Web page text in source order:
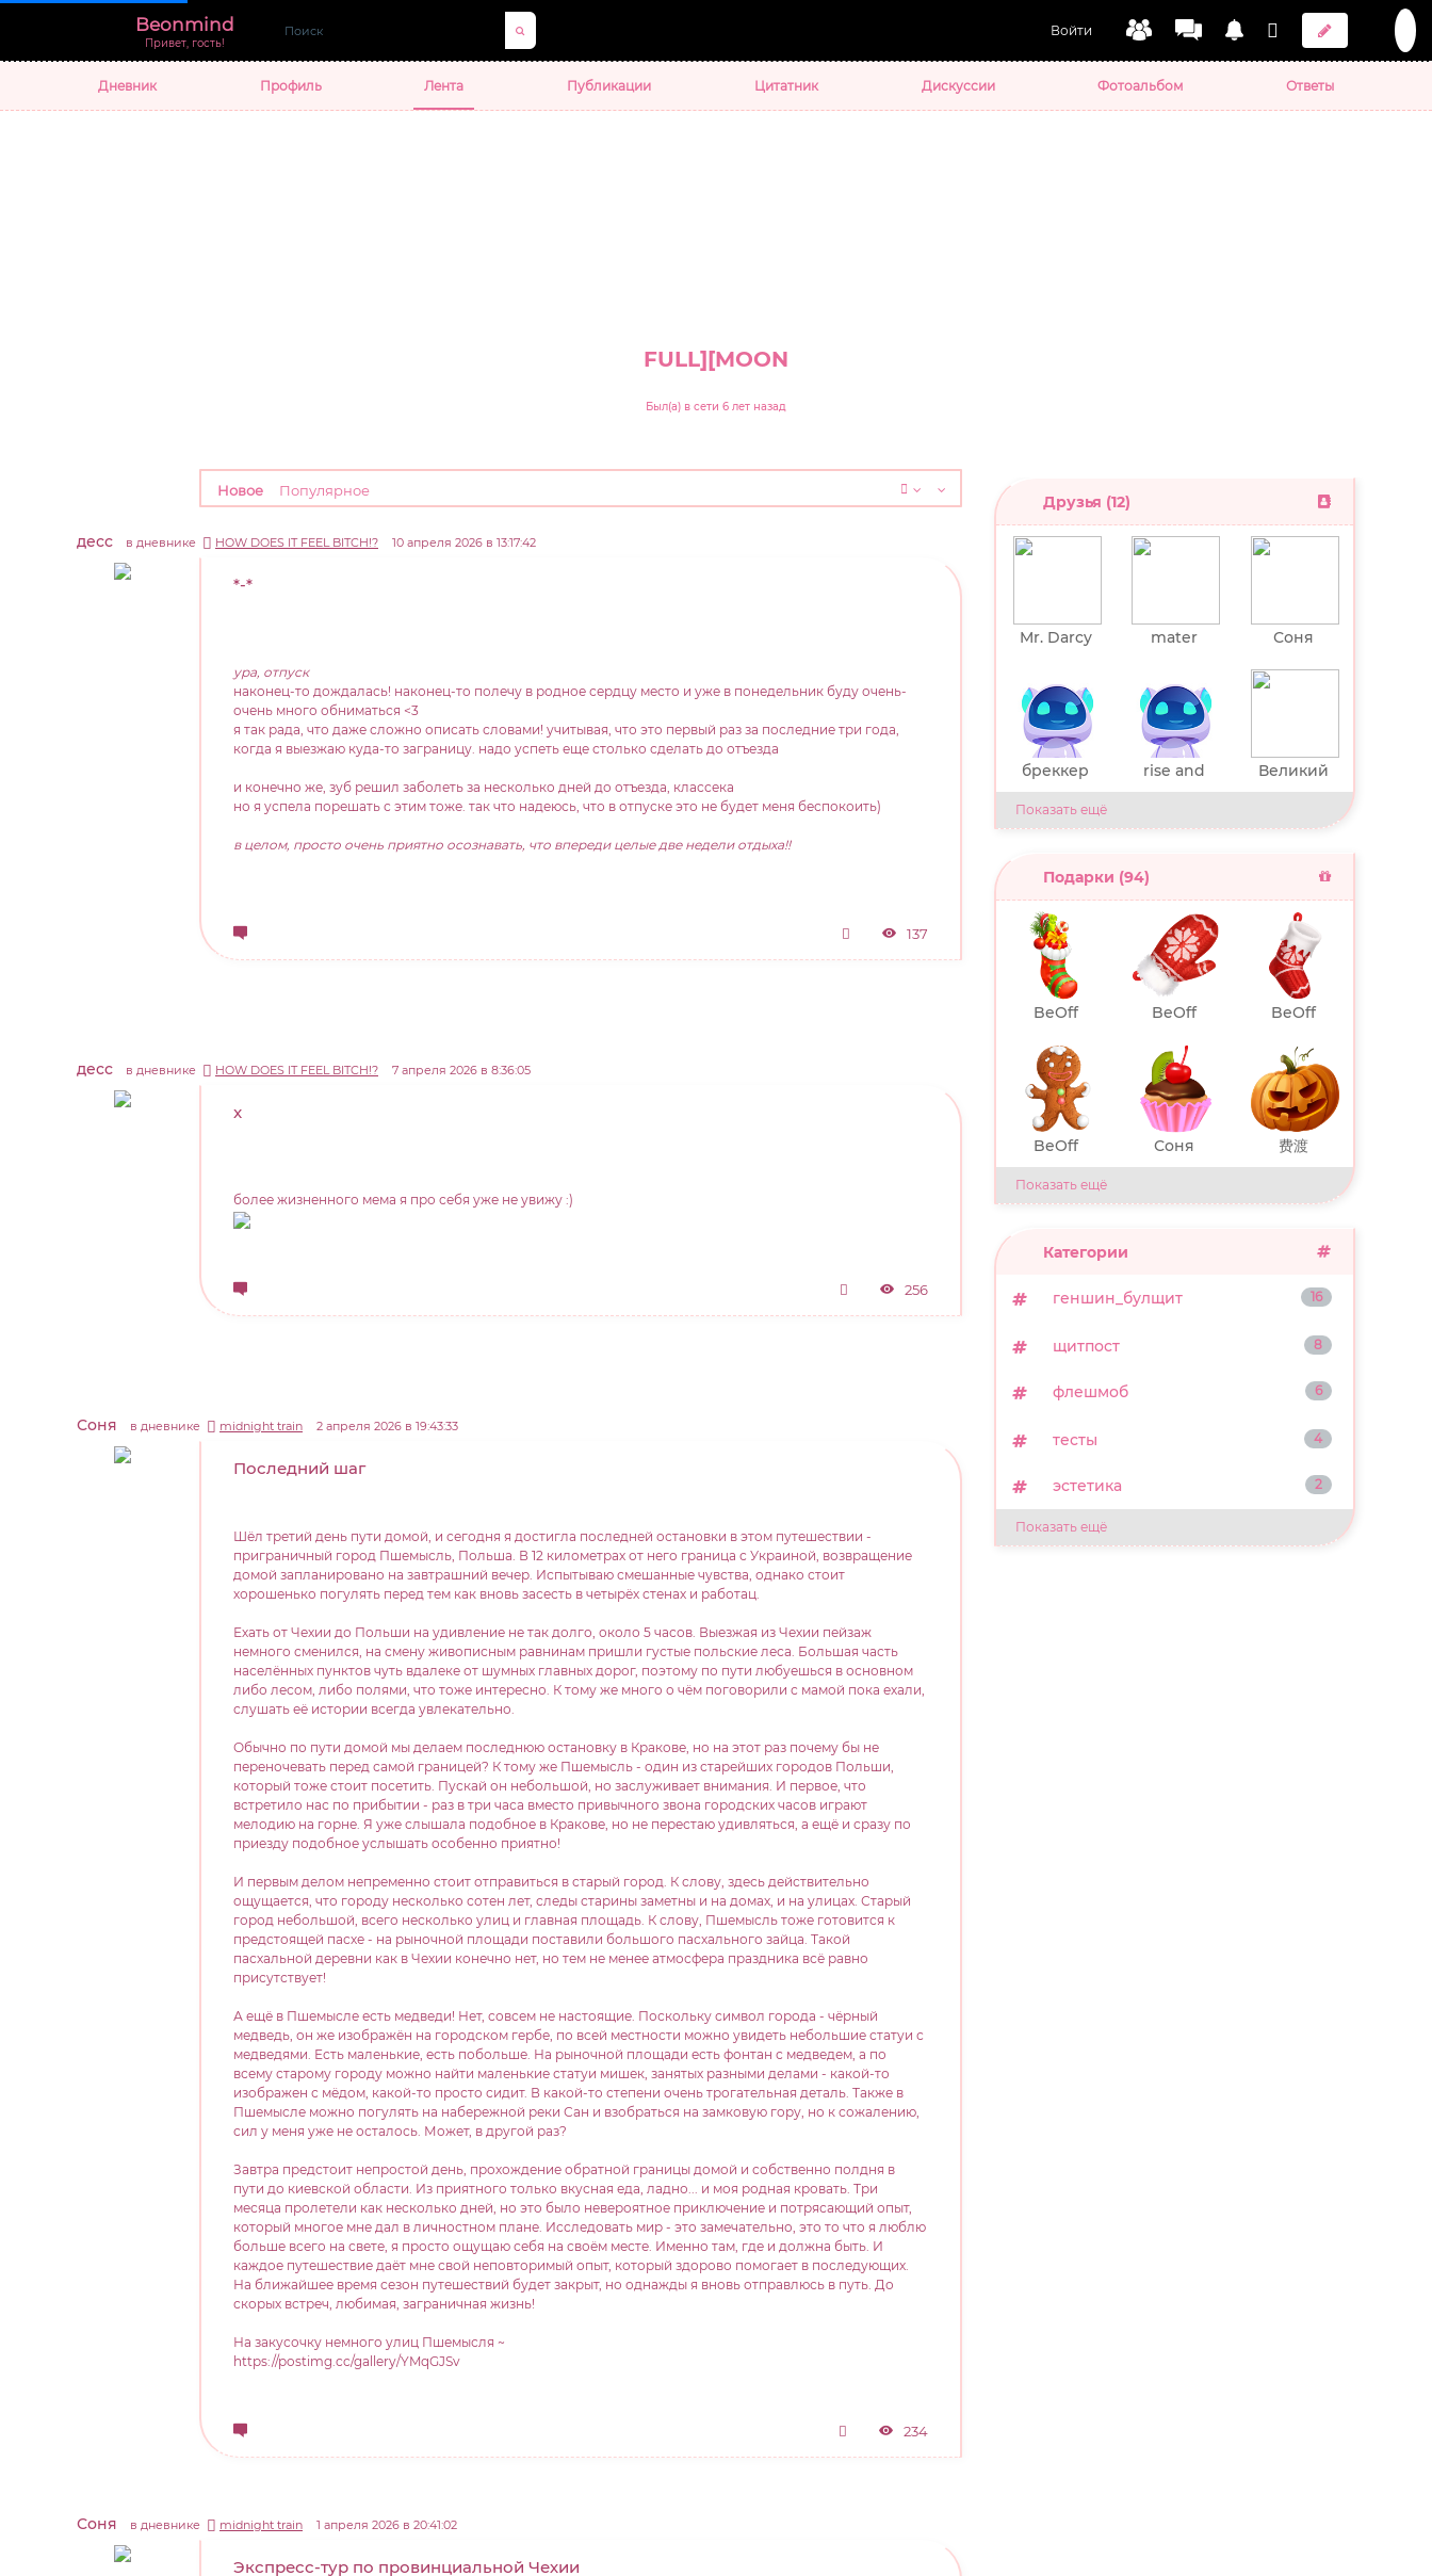
Beonmind
Привет, гость!
Войти
Дневник Профиль Лента Публикации Цитатник Дискуссии Фотоальбом Ответы
FULL][MOON
Был(а) в сети 6 лет назад
Новое Популярное
десс в дневнике HOW DOES IT FEEL BITCH!? 10 апреля 2026 в 13:17:42
*-*
ура, отпуск
наконец-то дождалась! наконец-то полечу в родное сердцу место и уже в понедельник буду очень-
очень много обниматься <3
я так рада, что даже сложно описать словами! учитывая, что это первый раз за последние три года,
когда я выезжаю куда-то заграницу. надо успеть еще столько сделать до отъезда
и конечно же, зуб решил заболеть за несколько дней до отъезда, классека
но я успела порешать с этим тоже. так что надеюсь, что в отпуске это не будет меня беспокоить)
в целом, просто очень приятно осознавать, что впереди целые две недели отдыха!!
137
десс в дневнике HOW DOES IT FEEL BITCH!? 7 апреля 2026 в 8:36:05
x
более жизненного мема я про себя уже не увижу :)
256
Соня в дневнике midnight train 2 апреля 2026 в 19:43:33
Последний шаг
Шёл третий день пути домой, и сегодня я достигла последней остановки в этом путешествии -
приграничный город Пшемысль, Польша. В 12 километрах от него граница с Украиной, возвращение
домой запланировано на завтрашний вечер. Испытываю смешанные чувства, однако стоит
хорошенько погулять перед тем как вновь засесть в четырёх стенах и работац.
Ехать от Чехии до Польши на удивление не так долго, около 5 часов. Выезжая из Чехии пейзаж
немного сменился, на смену живописным равнинам пришли густые польские леса. Большая часть
населённых пунктов чуть вдалеке от шумных главных дорог, поэтому по пути любуешься в основном
либо лесом, либо полями, что тоже интересно. К тому же много о чём поговорили с мамой пока ехали,
слушать её истории всегда увлекательно.
Обычно по пути домой мы делаем последнюю остановку в Кракове, но на этот раз почему бы не
переночевать перед самой границей? К тому же Пшемысль - один из старейших городов Польши,
который тоже стоит посетить. Пускай он небольшой, но заслуживает внимания. И первое, что
встретило нас по прибытии - раз в три часа вместо привычного звона городских часов играют
мелодию на горне. Я уже слышала подобное в Кракове, но не перестаю удивляться, а ещё и сразу по
приезду подобное услышать особенно приятно!
И первым делом непременно стоит отправиться в старый город. К слову, здесь действительно
ощущается, что городу несколько сотен лет, следы старины заметны и на домах, и на улицах. Старый
город небольшой, всего несколько улиц и главная площадь. К слову, Пшемысль тоже готовится к
предстоящей пасхе - на рыночной площади поставили большого пасхального зайца. Такой
пасхальной деревни как в Чехии конечно нет, но тем не менее атмосфера праздника всё равно
присутствует!
А ещё в Пшемысле есть медведи! Нет, совсем не настоящие. Поскольку символ города - чёрный
медведь, он же изображён на городском гербе, по всей местности можно увидеть небольшие статуи с
медведями. Есть маленькие, есть побольше. На рыночной площади есть фонтан с медведем, а по
всему старому городу можно найти маленькие статуи мишек, занятых разными делами - какой-то
изображен с мёдом, какой-то просто сидит. В какой-то степени очень трогательная деталь. Также в
Пшемысле можно погулять на набережной реки Сан и взобраться на замковую гору, но к сожалению,
сил у меня уже не осталось. Может, в другой раз?
Завтра предстоит непростой день, прохождение обратной границы домой и собственно полдня в
пути до киевской области. Из приятного только вкусная еда, ладно... и моя родная кровать. Три
месяца пролетели как несколько дней, но это было невероятное приключение и потрясающий опыт,
который многое мне дал в личностном плане. Исследовать мир - это замечательно, это то что я люблю
больше всего на свете, я просто ощущаю себя на своём месте. Именно там, где и должна быть. И
каждое путешествие даёт мне свой неповторимый опыт, который здорово помогает в последующих.
На ближайшее время сезон путешествий будет закрыт, но однажды я вновь отправлюсь в путь. До
скорых встреч, любимая, заграничная жизнь!
На закусочку немного улиц Пшемысля ~
https://postimg.cc/gallery/YMqGJSv
234
Соня в дневнике midnight train 1 апреля 2026 в 20:41:02
Экспресс-тур по провинциальной Чехии
Друзья (12)
Mr. Darcy
mater
um
Соня
бреккер
rise and
shine
Великий
уравнител
Показать ещё
Подарки (94)
BeOff BeOff BeOff
BeOff Соня 费渡
Показать ещё
Категории
геншин_булщит 16
щитпост 8
флешмоб 6
тесты 4
эстетика 2
Показать ещё